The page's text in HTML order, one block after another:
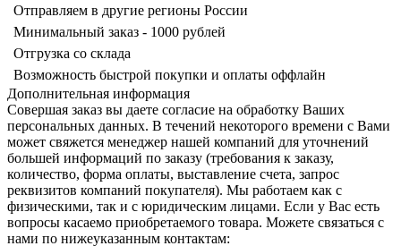
Отправляем в другие регионы России
Минимальный заказ - 1000 рублей
Отгрузка со склада
Возможность быстрой покупки и оплаты оффлайн
Дополнительная информация
Совершая заказ вы даете согласие на обработку Ваших
персональных данных. В течений некоторого времени с Вами
может свяжется менеджер нашей компаний для уточнений
большей информаций по заказу (требования к заказу,
количество, форма оплаты, выставление счета, запрос
реквизитов компаний покупателя). Мы работаем как с
физическими, так и с юридическим лицами. Если у Вас есть
вопросы касаемо приобретаемого товара. Можете связаться с
нами по нижеуказанным контактам: